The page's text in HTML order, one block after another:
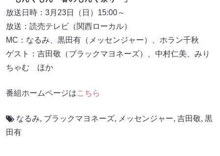
放送日時：3月23日（日）15:00～
放送：読売テレビ（関西ローカル）
MC：なるみ、黒田有（メッセンジャー）、ホラン千秋
ゲスト：吉田敬（ブラックマヨネーズ）、中村仁美、みり
ちゃむ ほか
番組ホームページはこちら
なるみ, ブラックマヨネーズ, メッセンジャー, 吉田敬, 黒
田有